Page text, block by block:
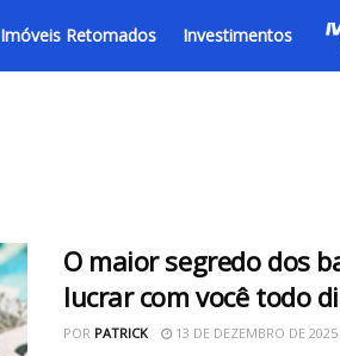
Imóveis Retomados Investimentos
O maior segredo dos
lucrar com você todo
POR PATRICK 13 DE DEZEMBRO DE 2025